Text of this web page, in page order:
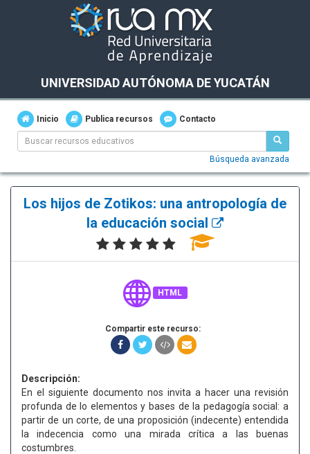
UNIVERSIDAD AUTÓNOMA DE YUCATÁN
Inicio Publica recursos Contacto
Búsqueda avanzada
Los hijos de Zotikos: una antropología de
la educación social
HTML
Compartir este recurso:
Descripción:
En el siguiente documento nos invita a hacer una revisión
profunda de lo elementos y bases de la pedagogía social: a
partir de un corte, de una proposición (indecente) entendida
la indecencia como una mirada crítica a las buenas
costumbres.